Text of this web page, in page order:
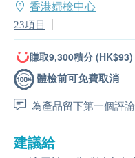
香港婦檢中心
23項目
賺取9,300積分 (HK$93)
體檢前可免費取消
為產品留下第一個評論
建議給